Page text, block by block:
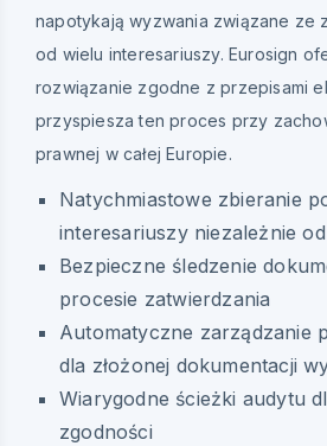
napotykają wyzwania związane ze
od wielu interesariuszy. Eurosign
rozwiązanie zgodne z przepisami
przyspiesza ten proces przy
prawnej w całej Europie.
Natychmiastowe zbieranie
interesariuszy niezależnie
Bezpieczne śledzenie
procesie zatwierdzania
Automatyczne zarządzanie
dla złożonej dokumentacji
Wiarygodne ścieżki audytu
zgodności